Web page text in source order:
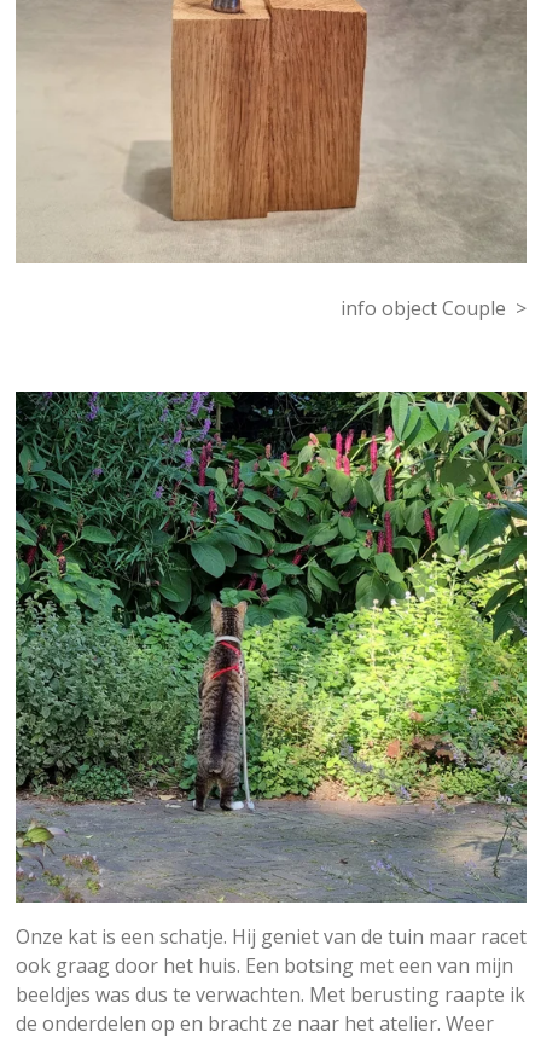
info object Couple >
Onze kat is een schatje. Hij geniet van de tuin maar racet
ook graag door het huis. Een botsing met een van mijn
beeldjes was dus te verwachten. Met berusting raapte ik
de onderdelen op en bracht ze naar het atelier. Weer